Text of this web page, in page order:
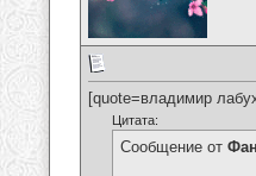
[quote=владимир
Цитата:
Сообщение от